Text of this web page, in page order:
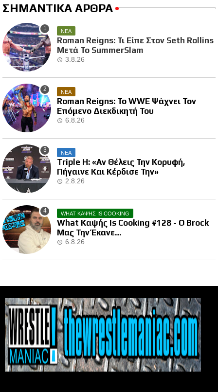
ΣΗΜΑΝΤΙΚΑ ΑΡΘΡΑ
ΝΕΑ
Roman Reigns: Τι Είπε Στον Seth Rollins
Μετά Το SummerSlam
3.8.26
ΝΕΑ
Roman Reigns: Το WWE Ψάχνει Τον
Επόμενο Διεκδικητή Του
6.8.26
ΝΕΑ
Triple H: «Αν Θέλεις Την Κορυφή,
Πήγαινε Και Κέρδισε Την»
2.8.26
WHAT ΚΑΨΗΣ IS COOKING
What Καψής Is Cooking #128 - Ο Brock
Μας Την Έκανε…
6.8.26